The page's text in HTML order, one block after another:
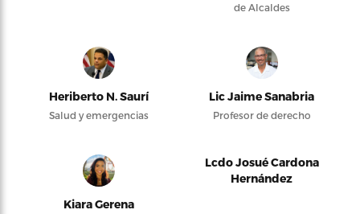
de Alcaldes
Heriberto N. Saurí
Salud y emergencias
Lic Jaime Sanabria
Profesor de derecho
Kiara Gerena
Lcdo Josué Cardona
Hernández